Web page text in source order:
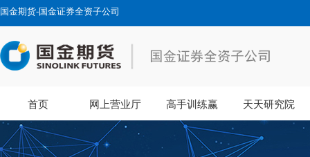
国金期货-国金证券全资子公司
首页 网上营业厅 高手训练赢 天天研究院